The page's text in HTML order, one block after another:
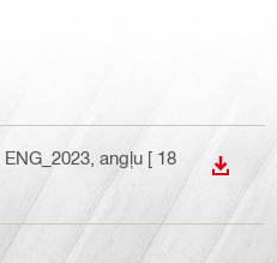
, angļu [ 18